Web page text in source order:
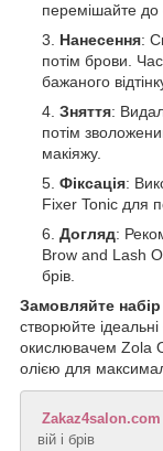
перемішайте до
Нанесення:
потім брови.
бажаного
Зняття:
потім
макіяжу.
Фіксація:
Fixer Tonic для
Догляд:
Brow and Lash
брів.
Замовляйте набір
створюйте
окислювачем Zola
олією для
Zakaz4salon.com
вій і брів